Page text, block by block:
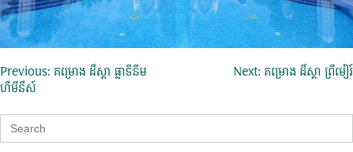
ការ​
នាំទិស​
ប្រកាស
Previous: គម្រោង ដឹស្តា ផ្លាទីនីម
ហឺមីនឹស៍
Next: គម្រោង ដឹស្តា ព្រីមៀរ៍
Search
for: